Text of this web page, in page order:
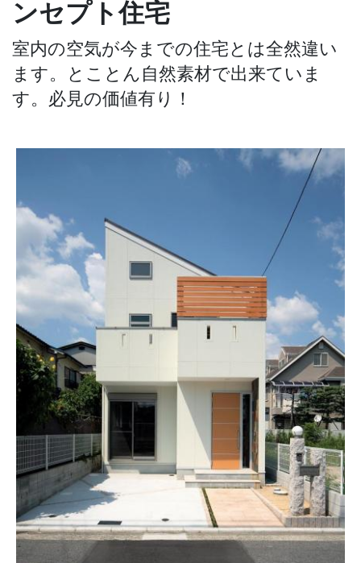
ンセプト住宅
室内の空気が今までの住宅とは全然違い
ます。とことん自然素材で出来ていま
す。必見の価値有り！